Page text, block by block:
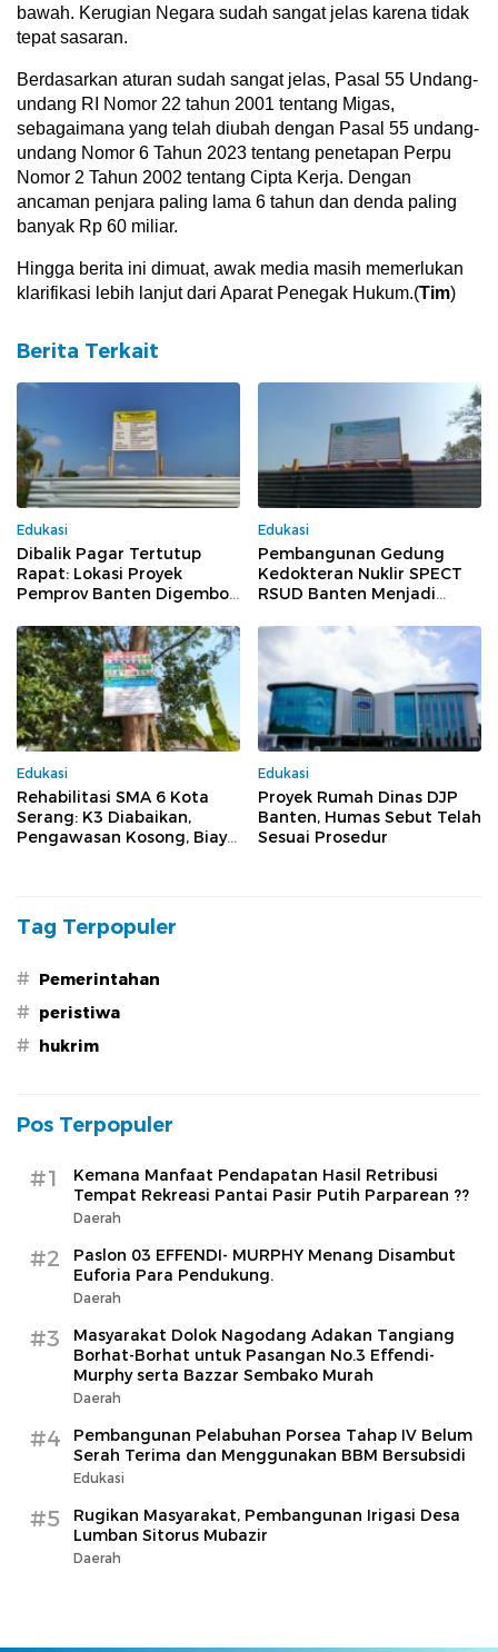
bawah. Kerugian Negara sudah sangat jelas karena tidak
tepat sasaran.
Berdasarkan aturan sudah sangat jelas, Pasal 55 Undang-
undang RI Nomor 22 tahun 2001 tentang Migas,
sebagaimana yang telah diubah dengan Pasal 55 undang-
undang Nomor 6 Tahun 2023 tentang penetapan Perpu
Nomor 2 Tahun 2002 tentang Cipta Kerja. Dengan
ancaman penjara paling lama 6 tahun dan denda paling
banyak Rp 60 miliar.
Hingga berita ini dimuat, awak media masih memerlukan
klarifikasi lebih lanjut dari Aparat Penegak Hukum.(Tim)
Berita Terkait
Edukasi
Dibalik Pagar Tertutup
Rapat: Lokasi Proyek
Pemprov Banten Digembok
Publik Dihalangi
Edukasi
Pembangunan Gedung
Kedokteran Nuklir SPECT
RSUD Banten Menjadi
Dipertanyakan
Edukasi
Rehabilitasi SMA 6 Kota
Serang: K3 Diabaikan,
Pengawasan Kosong, Biaya
Edukasi
Proyek Rumah Dinas DJP
Banten, Humas Sebut Telah
Sesuai Prosedur
Tag Terpopuler
# Pemerintahan
# peristiwa
# hukrim
Pos Terpopuler
#1
Kemana Manfaat Pendapatan Hasil Retribusi
Tempat Rekreasi Pantai Pasir Putih Parparean ??
Daerah
#2
Paslon 03 EFFENDI- MURPHY Menang Disambut
Euforia Para Pendukung.
Daerah
#3
Masyarakat Dolok Nagodang Adakan Tangiang
Borhat-Borhat untuk Pasangan No.3 Effendi-
Murphy serta Bazzar Sembako Murah
Daerah
#4
Pembangunan Pelabuhan Porsea Tahap IV Belum
Serah Terima dan Menggunakan BBM Bersubsidi
Edukasi
#5
Rugikan Masyarakat, Pembangunan Irigasi Desa
Lumban Sitorus Mubazir
Daerah